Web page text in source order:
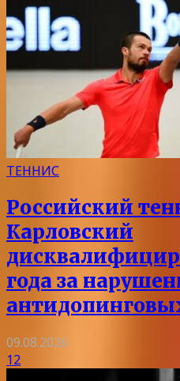
ТЕННИС
Российский
Карловский
года за
09.08.2026
12